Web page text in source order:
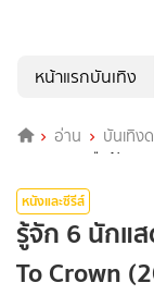
หน้าแรกบันเทิง
อ่าน บันเทิง
พลิกชะตาเหนือฟ้า
หนังและซีรีส์
รู้จัก 6 นักแ
To Crown